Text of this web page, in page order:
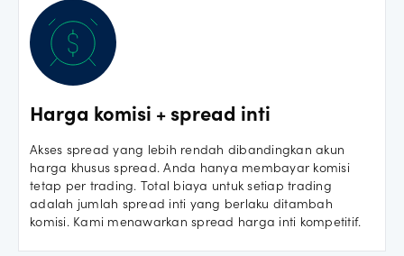
Harga komisi + spread inti
Akses spread yang lebih rendah dibandingkan akun
harga khusus spread. Anda hanya membayar komisi
tetap per trading. Total biaya untuk setiap trading
adalah jumlah spread inti yang berlaku ditambah
komisi. Kami menawarkan spread harga inti kompetitif.